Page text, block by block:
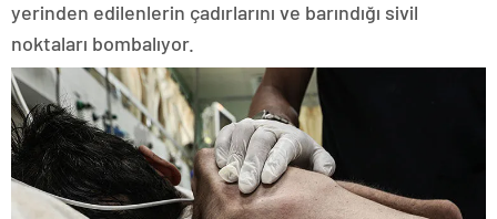
yerinden edilenlerin çadırlarını ve barındığı sivil
noktaları bombalıyor.